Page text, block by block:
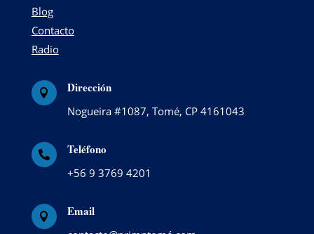
Blog
Contacto
Radio
 Dirección
Nogueira #1087, Tomé, CP 4161043
 Teléfono
+56 9 3769 4201
 Email